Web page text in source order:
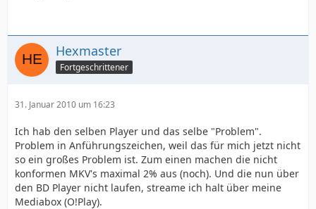
Hexmaster
Fortgeschrittener
31. Januar 2010 um 16:23
Ich hab den selben Player und das selbe "Problem".
Problem in Anführungszeichen, weil das für mich jetzt nicht
so ein großes Problem ist. Zum einen machen die nicht
konformen MKV's maximal 2% aus (noch). Und die nun über
den BD Player nicht laufen, streame ich halt über meine
Mediabox (O!Play).